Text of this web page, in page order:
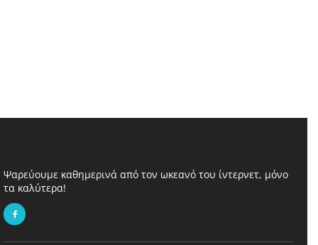
Ψαρεύουμε καθημερινά από τον ωκεανό του ίντερνετ, μόνο
τα καλύτερα!